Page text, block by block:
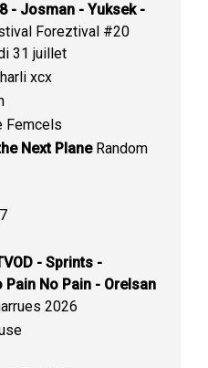
- Josman - Yuksek -
Foreztival #20
31 juillet
xcx
Femcels
Next PlaneRandom
- Sprints -
No Pain - Orelsan
2026